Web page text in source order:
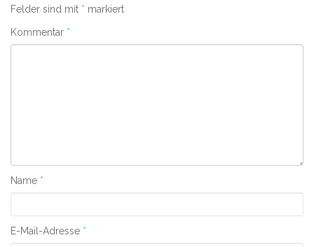
Felder sind mit * markiert
Kommentar *
Name *
E-Mail-Adresse *